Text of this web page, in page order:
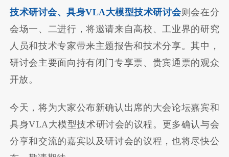
技术研讨会、具身VLA大模型技术研讨会则会在分
会场一、二进行，将邀请来自高校、工业界的研究
人员和技术专家带来主题报告和技术分享。其中，
研讨会主要面向持有闭门专享票、贵宾通票的观众
开放。
今天，将为大家公布新确认出席的大会论坛嘉宾和
具身VLA大模型技术研讨会的议程。更多确认与会
分享和交流的嘉宾以及研讨会的议程，也将尽快公